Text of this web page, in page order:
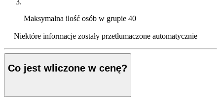
Maksymalna ilość osób w grupie 40
Niektóre informacje zostały przetłumaczone automatycznie
Co jest wliczone w cenę?